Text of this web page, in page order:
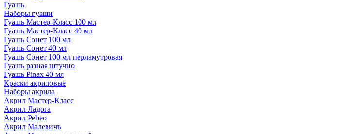
Гуашь
Наборы гуаши
Гуашь Мастер-Класс 100 мл
Гуашь Мастер-Класс 40 мл
Гуашь Сонет 100 мл
Гуашь Сонет 40 мл
Гуашь Сонет 100 мл перламутровая
Гуашь разная штучно
Гуашь Pinax 40 мл
Краски акриловые
Наборы акрила
Акрил Мастер-Класс
Акрил Ладога
Акрил Pebeo
Акрил Малевичъ